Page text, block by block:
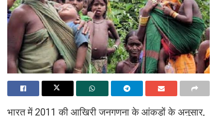
भारत में 2011 की आखिरी जनगणना के आंकड़ों के अनुसार,